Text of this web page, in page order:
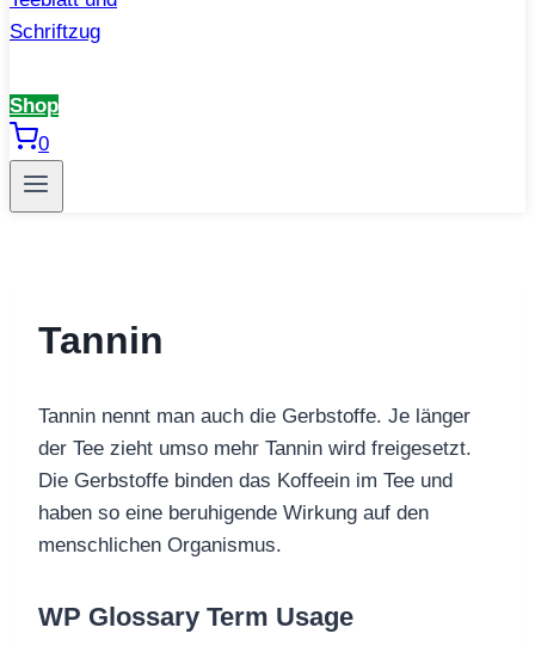
Shop
0
Tannin
Tannin nennt man auch die Gerbstoffe. Je länger
der Tee zieht umso mehr Tannin wird freigesetzt.
Die Gerbstoffe binden das Koffeein im Tee und
haben so eine beruhigende Wirkung auf den
menschlichen Organismus.
WP Glossary Term Usage